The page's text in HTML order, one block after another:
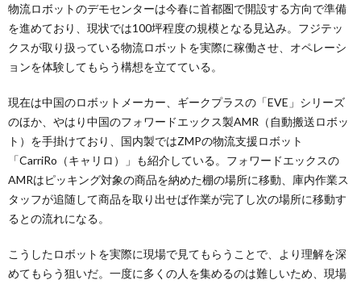
物流ロボットのデモセンターは今春に首都圏で開設する方向で準備
を進めており、現状では100坪程度の規模となる見込み。フジテッ
クスが取り扱っている物流ロボットを実際に稼働させ、オペレーシ
ョンを体験してもらう構想を立てている。
現在は中国のロボットメーカー、ギークプラスの「EVE」シリーズ
のほか、やはり中国のフォワードエックス製AMR（自動搬送ロボッ
ト）を手掛けており、国内製ではZMPの物流支援ロボット
「CarriRo（キャリロ）」も紹介している。フォワードエックスの
AMRはピッキング対象の商品を納めた棚の場所に移動、庫内作業ス
タッフが追随して商品を取り出せば作業が完了し次の場所に移動す
るとの流れになる。
こうしたロボットを実際に現場で見てもらうことで、より理解を深
めてもらう狙いだ。一度に多くの人を集めるのは難しいため、現場